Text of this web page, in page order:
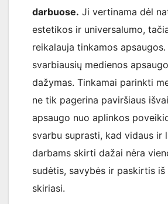
darbuose. Ji vertinama dėl
estetikos ir universalumo,
reikalauja tinkamos apsaugos.
svarbiausių medienos
dažymas. Tinkamai parinkti
ne tik pagerina paviršiaus
apsaugo nuo aplinkos
svarbu suprasti, kad vidaus ir
darbams skirti dažai nėra
sudėtis, savybės ir paskirtis iš
skiriasi.